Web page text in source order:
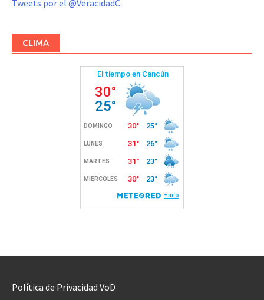
Tweets por el @VeracidadC.
CLIMA
Política de Privacidad VoD